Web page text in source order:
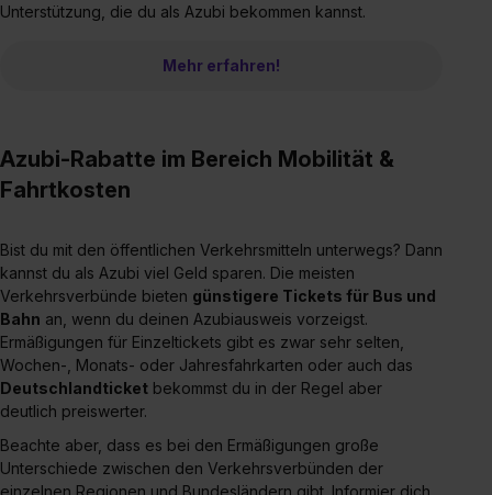
Unterstützung, die du als Azubi bekommen kannst.
Mehr erfahren!
Azubi-Rabatte im Bereich Mobilität &
Fahrtkosten
Bist du mit den öffentlichen Verkehrsmitteln unterwegs? Dann
kannst du als Azubi viel Geld sparen. Die meisten
Verkehrsverbünde bieten günstigere Tickets für Bus und
Bahn an, wenn du deinen Azubiausweis vorzeigst.
Ermäßigungen für Einzeltickets gibt es zwar sehr selten,
Wochen-, Monats- oder Jahresfahrkarten oder auch das
Deutschlandticket bekommst du in der Regel aber
deutlich preiswerter.
Beachte aber, dass es bei den Ermäßigungen große
Unterschiede zwischen den Verkehrsverbünden der
einzelnen Regionen und Bundesländern gibt. Informier dich